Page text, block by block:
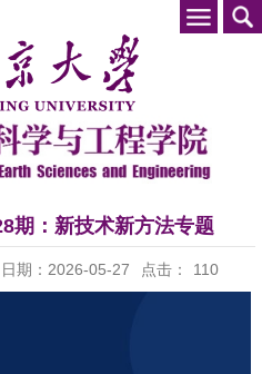
期：新技术新方法专题
日期：2026-05-27 点击： 110